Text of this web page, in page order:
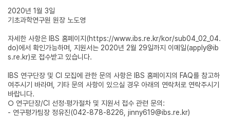
2020년 1월 3일
기초과학연구원 원장 노도영
자세한 사항은 IBS 홈페이지(https://www.ibs.re.kr/kor/sub04_02_04.
do)에서 확인가능하며, 지원서는 2020년 2월 29일까지 이메일(apply@ib
s.re.kr)로 접수받고 있습니다.
IBS 연구단장 및 CI 모집에 관한 문의 사항은 IBS 홈페이지의 FAQ를 참고하
여주시기 바라며, 기타 문의 사항이 있으실 경우 아래의 연락처로 연락주시기
바랍니다.
○ 연구단장/CI 선정·평가절차 및 지원서 접수 관련 문의:
- 연구평가팀장 정유진(042-878-8226, jinny619@ibs.re.kr)